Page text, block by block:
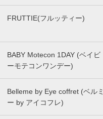
FRUTTIE(フルッティー)
BABY Motecon 1DAY (ベイビ
ーモテコンワンデー)
Belleme by Eye coffret (ベルミ
ー by アイコフレ)